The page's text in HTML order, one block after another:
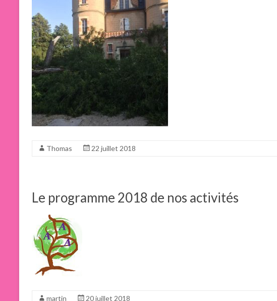
Thomas 22 juillet 2018
Le programme 2018 de nos activités
martin 20 juillet 2018